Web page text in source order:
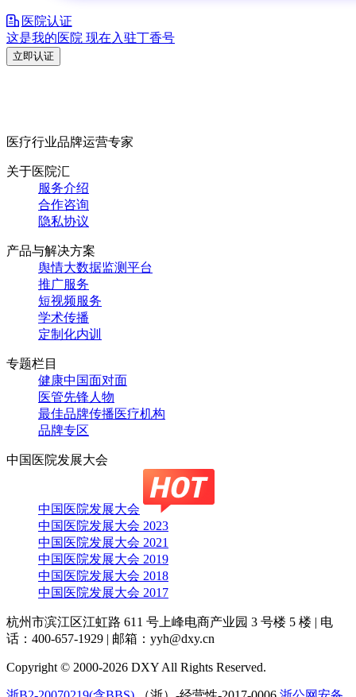
医院认证
这是我的医院 现在入驻丁香号
立即认证
医疗行业品牌运营专家
关于医院汇
服务介绍
合作咨询
隐私协议
产品与解决方案
舆情大数据监测平台
推广服务
短视频服务
学术传播
定制化内训
专题栏目
健康中国面对面
医管先锋人物
最佳品牌传播医疗机构
品牌专区
中国医院发展大会
中国医院发展大会
中国医院发展大会 2023
中国医院发展大会 2021
中国医院发展大会 2019
中国医院发展大会 2018
中国医院发展大会 2017
杭州市滨江区江虹路 611 号上峰电商产业园 3 号楼 5 楼 | 电
话：400-657-1929 | 邮箱：yyh@dxy.cn
Copyright © 2000-2026 DXY All Rights Reserved.